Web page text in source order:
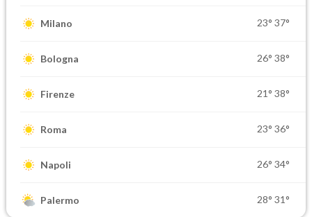
Milano 23° 37°
Bologna 26° 38°
Firenze 21° 38°
Roma 23° 36°
Napoli 26° 34°
Palermo 28° 31°